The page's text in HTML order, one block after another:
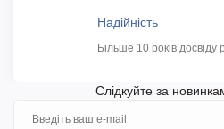
Надійність
Більше 10 років досвіду
Слідкуйте за